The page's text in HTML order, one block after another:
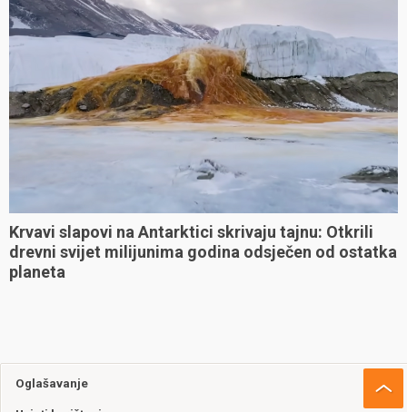
Krvavi slapovi na Antarktici skrivaju tajnu: Otkrili
drevni svijet milijunima godina odsječen od ostatka
planeta
Oglašavanje